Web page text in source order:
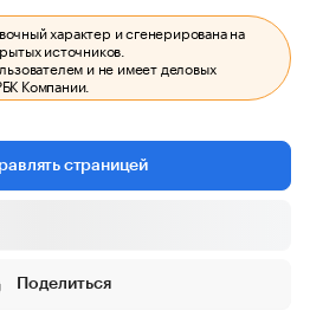
характер и сгенерирована на
источников.
и не имеет деловых
Компании.
страницей
Поделиться